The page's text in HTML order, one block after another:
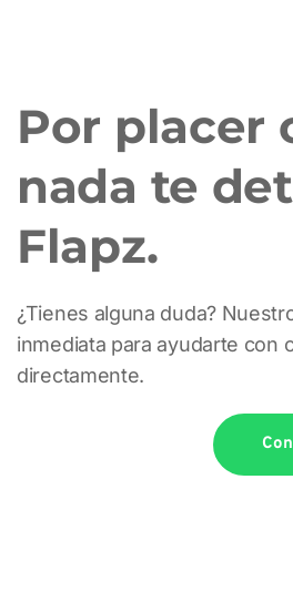
Por placer
nada te
Flapz.
¿Tienes alguna duda?
inmediata para ayudarte con
directamente.